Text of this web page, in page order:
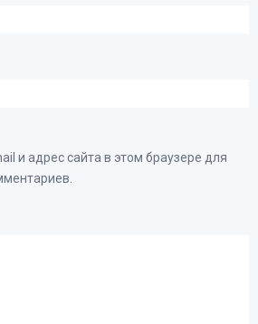
и адрес сайта в этом браузере для